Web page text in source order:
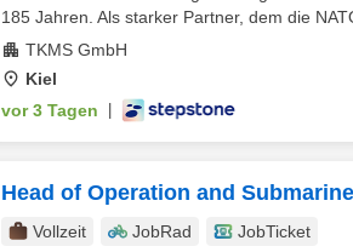
185 Jahren. Als starker Partner, dem die
TKMS GmbH
Kiel
vor 3 Tagen
Head of Operation and
Vollzeit JobRad
JobTicket